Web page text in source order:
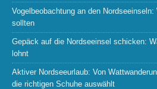
Vogelbeobachtung an den
sollten
Gepäck auf die Nordseeinsel schicken:
lohnt
Aktiver Nordseeurlaub: Von
die richtigen Schuhe auswählt